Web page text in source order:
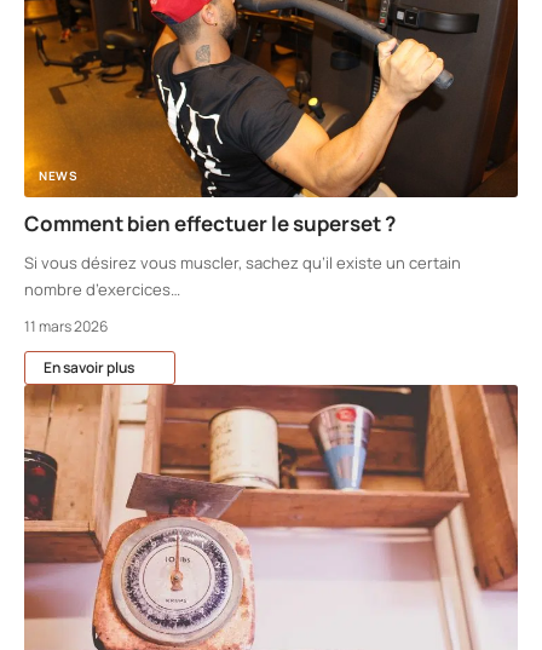
NEWS
Comment bien effectuer le superset ?
Si vous désirez vous muscler, sachez qu’il existe un certain
nombre d’exercices…
11 mars 2026
En savoir plus